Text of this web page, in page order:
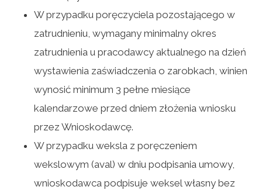
W przypadku poręczyciela pozostającego w
zatrudnieniu, wymagany minimalny okres
zatrudnienia u pracodawcy aktualnego na dzień
wystawienia zaświadczenia o zarobkach, winien
wynosić minimum 3 pełne miesiące
kalendarzowe przed dniem złożenia wniosku
przez Wnioskodawcę.
W przypadku weksla z poręczeniem
wekslowym (aval) w dniu podpisania umowy,
wnioskodawca podpisuje weksel własny bez